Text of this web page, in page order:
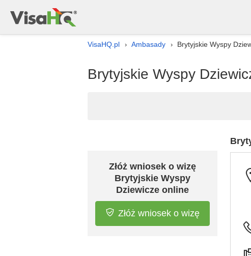
VisaHQ.pl › Ambasady › Brytyjskie Wyspy
Brytyjskie Wyspy
Złóż wniosek o wizę
Brytyjskie Wyspy
Dziewicze online
Złóż wniosek o wizę